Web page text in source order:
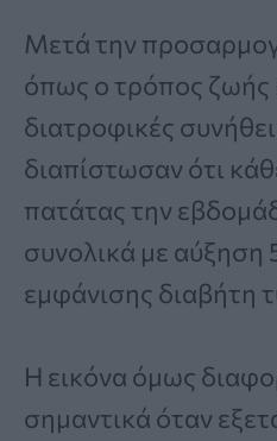
Μετά την
όπως ο τρόπος ζωής
διατροφικές
διαπίστωσαν ότι
πατάτας την
συνολικά με αύξηση
εμφάνισης διαβήτη
Η εικόνα όμως
σημαντικά όταν